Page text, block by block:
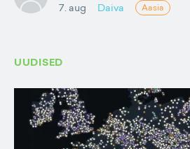
7. aug Daiva Aasia
UUDISED